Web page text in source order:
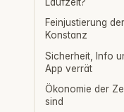
Laufzeit?
Feinjustierung
Konstanz
Sicherheit, Info
App verrät
Ökonomie der
sind